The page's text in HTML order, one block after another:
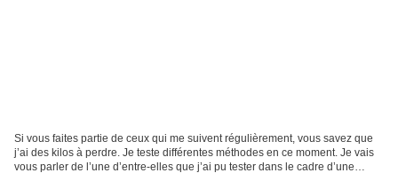
Si vous faites partie de ceux qui me suivent régulièrement, vous savez que
j’ai des kilos à perdre. Je teste différentes méthodes en ce moment. Je vais
vous parler de l’une d’entre-elles que j’ai pu tester dans le cadre d’une